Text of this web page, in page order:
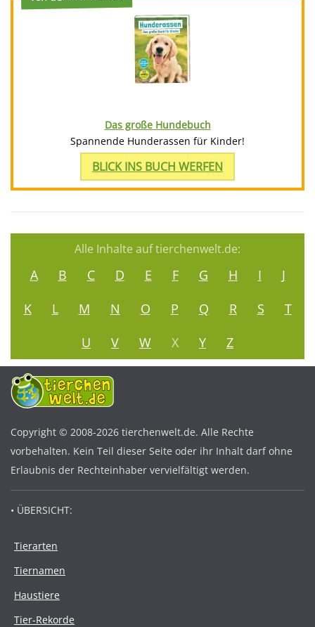
Das große Hundebuch
Spannende Hunderassen für Kinder!
BLICK INS BUCH WERFEN
Alle Inhalte auf tierchenwelt.de:
A B C D E F G H I
J
K
L M N O P Q R S
T
U
V W X Y Z
Copyright © 2008-2026 tierchenwelt.de. Alle Rechte
vorbehalten. Kein Teil dieser Seite oder ihr Inhalt darf ohne
Erlaubnis der Rechteinhaber vervielfältigt werden.
• ÜBERSICHT:
Tierarten
Tiernamen
Haustiere
Tier-Rekorde